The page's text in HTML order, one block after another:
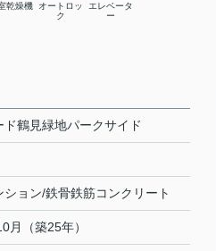
乾燥機
オートロッ
ク
エレベータ
ー
ド鶴見緑地パークサイド
ション/鉄骨鉄筋コンクリート
月（築25年）